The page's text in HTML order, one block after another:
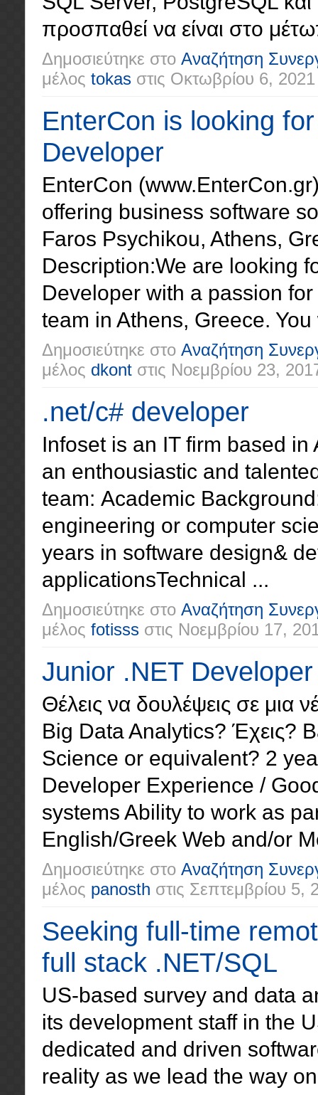
προσπαθεί να είναι στο
Δημοσιεύτηκε στο Αναζήτηση
μέλος tokas στις Οκτωβρίου 6, 2021
EnterCon is looking
Developer
EnterCon
offering business software
Faros Psychikou, Athens,
Description:We are looking
Developer with a passion
team in Athens, Greece.
Δημοσιεύτηκε στο Αναζήτηση
μέλος dkont στις Νοεμβρίου 23,
.net/c# developer
Infoset is an IT firm based
an enthousiastic and
team: Academic
engineering or computer
years in software design&
applicationsTechnical ...
Δημοσιεύτηκε στο Αναζήτηση
μέλος fotisss στις Νοεμβρίου 17,
Junior .NET Developer
Θέλεις να δουλέψεις σε μια
Big Data Analytics? Έχεις?
Science or equivalent? 2
Developer Experience /
systems Ability to work as
English/Greek Web and/or
Δημοσιεύτηκε στο Αναζήτηση
μέλος panosth στις Σεπτεμβρίου 5,
Seeking full-time
full stack .NET/SQL
US-based survey and data
its development staff in the
dedicated and driven
reality as we lead the way